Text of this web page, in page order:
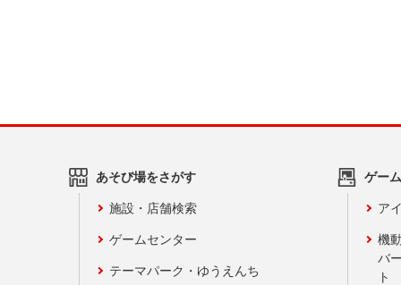
あそび場をさがす
施設・店舗検索
ゲームセンター
テーマパーク・ゆうえんち
ゲー
ア
機
バ
ト